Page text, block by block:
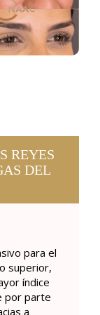
REYES
DEL
para el
superior,
índice
por parte
a